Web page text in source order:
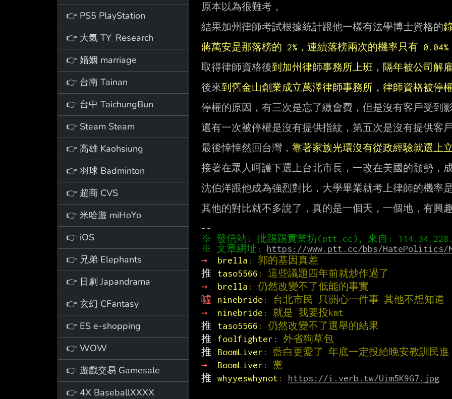
👉 PS5 PlayStation
👉 大氣 TY_Research
👉 婚姻 marriage
👉 台南 Tainan
👉 台中 TaichungBun
👉 Steam Steam
👉 高雄 Kaohsiung
👉 羽球 Badminton
👉 超商 CVS
👉 米哈遊 miHoYo
👉 iOS
👉 兄弟 Elephants
👉 日劇 Japandrama
👉 玄幻 CFantasy
👉 ES e-shopping
👉 WOW
👉 遊戲交易 Gamesale
👉 4X BaseballXXXX
原本以為很難考，
結果加州律師考試根據統計跟他一樣有法學博士資格的
蔣萬安是那落榜的 2%，連續落榜兩次的機率只有 0.04%
取得律師資格後到加州律師事務所上班，隔年被公司解
後來到舊金山創業成立萬澤律師事務所，律師資格被停
停權的原因，有三次是忘了繳會費，但是沒有客戶受到
還有一次被停權是沒有提供指紋，第五次是沒有提供客
最後悻悻然回台灣， 靠著家族光環沒有從政經驗就選上
接著在眾人呵護下選上台北市長，一改在美國的頹勢，
沈伯洋跟他成為強烈對比，大學畢業就考上律師的機率
其他的對比就不多說了，真的是一個天，一個地，有興
※ 文章網址: https://www.ptt.cc/bbs/HatePolitics/
→
brella : 郭的基因真差
推
taso5566 : 這些議題四年前就炒作過了
→
brella : 仍然改變不了低能的事實
噓
ninebride : 台北市民 只關心一件事 其他不想知道
→
ninebride : 就是 我要投kmt
推
taso5566 : 仍然改變不了選舉的結果
推
foolfighter : 外省狗草包
推
BoomLiver : 藍白更愛了 年底一定投給晚安教訓民進
→
BoomLiver : 黨
推 whyyeswhynot : https://i.verb.tw/Uim5K9G7.jpg